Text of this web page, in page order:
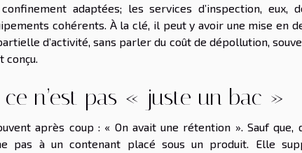
adaptées; les services d’inspection, eux,
cohérents. À la clé, il peut y avoir une mise en
d’activité, sans parler du coût de dépollution,
conçu.
ce n’est pas « juste un bac »
après coup : « On avait une rétention ». Sauf
pas à un contenant placé sous un produit. Elle